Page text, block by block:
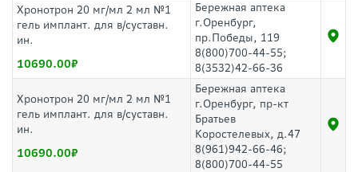
Хронотрон 20 мг/мл 2 мл №1
гель имплант. для в/суставн.
ин.
10690.00
Бережная аптека
г.Оренбург,
пр.Победы, 119
8(800)700-44-55;
8(3532)42-66-36
Хронотрон 20 мг/мл 2 мл №1
гель имплант. для в/суставн.
ин.
10690.00
Бережная аптека
г.Оренбург, пр-кт
Братьев
Коростелевых, д.47
8(961)942-66-46;
8(800)700-44-55